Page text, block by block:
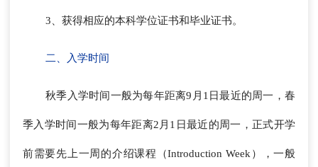
3、获得相应的本科学位证书和毕业证书。
二、入学时间
秋季入学时间一般为每年距离9月1日最近的周一，春
季入学时间一般为每年距离2月1日最近的周一，正式开学
前需要先上一周的介绍课程（Introduction Week），一般